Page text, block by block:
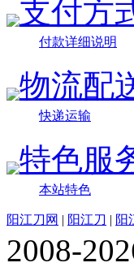
支付方
付款详细说明
物流配
快递运输
特色服
本站特色
阳江刀网 | 阳江刀 | 阳
2008-